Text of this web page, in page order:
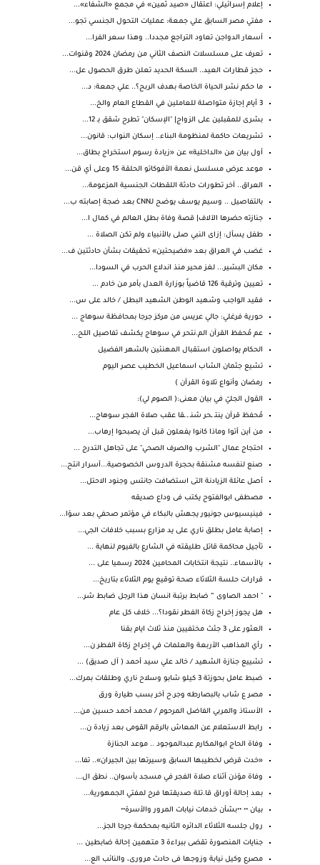
إعلام إسرائيلي: اعتقال «صيد ثمين» في مجمع «الشفاء»...
مفتي مصر السابق علي جمعة: عمليات التحول الجنسي تجو...
أسعار الدواجن تعاود التراجع مجددا.. وهذا سعر الفرا...
تعرف على مسلسلات النصف الثاني من رمضان 2024 وقنوات...
حجز قطارات العيد.. السكة الحديد تعلن طرق الحصول عل...
ما حكم نشر الحياة الخاصة بهدف الربح؟.. علي جمعة: د...
3 أيام إجازة متواصلة للعاملين في القطاع العام والخ...
بشرى للمقبلين على الزواج| "الإسكان" تطرح شقق بـ 12...
تشريعات حاكمة لمنظومة البناء.. إسكان النواب: قانون...
أول بيان من «الداخلية» عن «زيادة رسوم استخراج بطاق...
موعد عرض مسلسل نعمة الأفوكاتو الحلقة 15 وعلى أي قن...
العراق.. آخر تطورات حادثة اللقطات الجنسية المزعومة...
بالتفاصيل .. وسيم يوسف يوضح لـCNN بعد ضجة إصابته ب...
جنازته حضرها الآلاف| قصة وفاة بطل العالم في كمال ا...
طفل يسأل: إزاى النبي صلى بالأنبياء ولم تكن الصلاة ...
غضب في العراق بعد «فضيحتين» تحقيقات بشأن حادثتين ف...
مكان البشير... لغز محير منذ اندلاع الحرب في السودا...
تعيين وترقية 126 قاضياً بوزارة العدل بأمر من خادم ...
فقيد الواجب وشهيد الوطن الشهيد البطل / خالد على س...
حورية فرغلي: جالي عريس من مركز جرجا بمحافظة سوهاج ...
عم مُحفظ القرآن الم.نتحر في سوهاج يكشف تفاصيل اللح...
الحكام يواصلون استقبال المهنئين بالشهر الفضيل
تشيع جثمان الشاب اسماعيل الخطيب عصر اليوم
رمضان وأنواع تلاوة القرآن )
القول الجليّ في بيان معنى:( الصوم لي):
مُحفظ قرآن ينتـ ـحر شنـ ـ ـقا عقب صلاة الفجر سوهاج...
من أين أتوا وماذا كانوا يفعلون قبل أن يصبحوا إرهاب...
احتجاج عمال "الشرب والصرف الصحي" على تجاهل التدرج ...
صنع لنفسه مشنقة بحجرة الدروس الخصوصية...أسرار انتح...
أصل عائلة الزيادنة التى استضافت جانتس وجنود الاحتل...
مصطفى ابوالفتوح يكتب فى وداع صديقه
فينيسيوس جونيور يجهش بالبكاء في مؤتمر صحفي بعد سؤا...
إصابة عامل بطلق ناري على يد مزارع بسبب خلافات الجي...
تأجيل محاكمة قاتل طليقته في الشارع بالفيوم لنهاية ...
بالأسماء.. نتيجة انتخابات المحامين 2024 رسميا على ...
قرارات حلسة الثلاثاء صحة توقيع يوم الثلاثاء بتاريخ...
" احمد الصاوى ” ضابط برتبة انسان هذا الرجل ضابط شر...
هل يجوز إخراج زكاة الفطر نقودا؟... خلاف كل عام
العثور على 3 جثث مختفيين منذ ثلاث ايام بقنا
رأي المذاهب الأربعة والعلمات في إخراج زكاة الفطر ن...
تشييع جنازة الشهيد / خالد علي سيد أحمد ( آل صديق) ...
ضبط عامل بحوزتة 3 كيلو شابو وسلاح ناري وطلقات بمرك...
مصر ع شاب بالبصارطه وجر.ح آخر بسب طيارة ورق
الأستاذ والمربي الفاضل المرحوم / محمد أحمد حسين من...
رابط الاستعلام عن المعاش بالرقم القومى بعد زيادة ن...
وفاة الحاج ابوالمكارم عبدالموجود .. موعد الجنازة
«خدت قرض لخطيبها السابق وسيرتها بين الجيران».. تفا...
وفاة مؤذن أثناء صلاة الفجر في مسجد بأسوان.. نطق ال...
بعد إحالة أوراق قا.تلة صديقتها فرح لمفتي الجمهورية...
بيـان •• ••بشأن خدمات نيابات المرور والأسرة••
رول جلسه الثلاثاء الدائره الثانيه بمحكمة جرجا الجز...
جنايات المنصورة تقضى ببراءة 3 متهمين إحالة ضابطين ...
مصرع وكيل نيابة وزوجها فى حادث مرورى، والنائب الع...